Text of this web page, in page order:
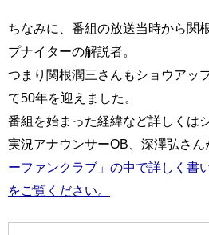
ちなみに、番組の放送当時から関
プナイターの解説者。
つまり関根潤三さんもショウアッ
て50年を迎えました。
番組を始まった経緯など詳しくは
実況アナウンサーOB、深澤弘さん
ーファンクラブ」の中で詳しく書
をご覧ください。